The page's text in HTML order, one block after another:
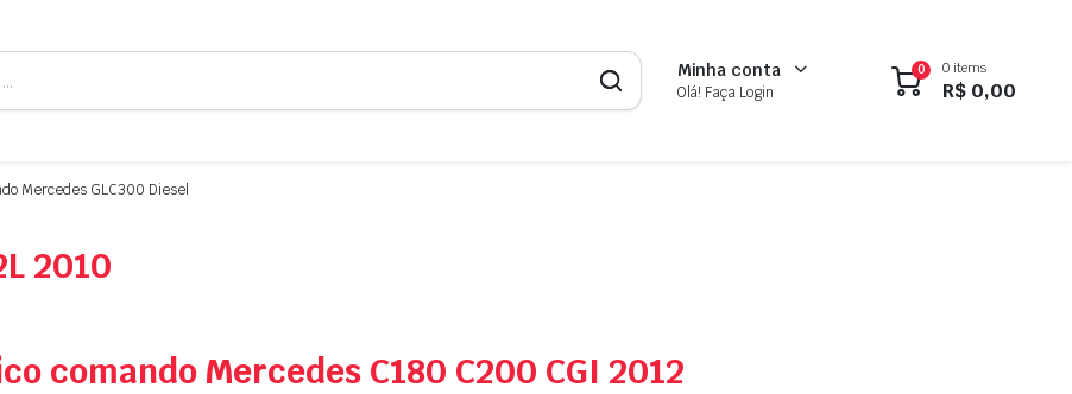
Minha conta
Olá! Faça Login
0 0 items
R$ 0,00
Mercedes GLC300 Diesel
2010
comando Mercedes C180 C200 CGI 2012